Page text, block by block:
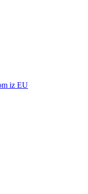
iz EU